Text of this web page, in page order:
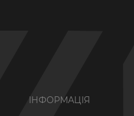
ІНФОРМАЦІЯ